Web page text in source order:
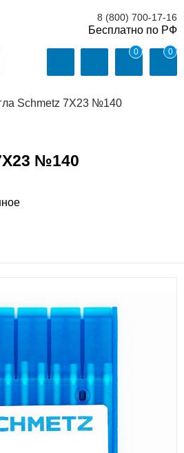
8 (800) 700-17-16
0 0
Schmetz 7X23 №140
№140